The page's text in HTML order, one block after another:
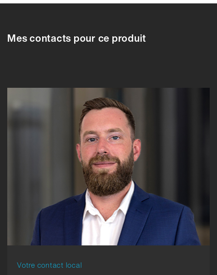
Mes contacts pour ce produit
Votre contact local